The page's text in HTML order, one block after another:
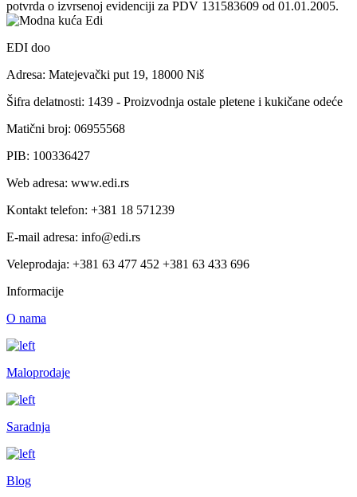
potvrda o izvrsenoj evidenciji za PDV 131583609 od 01.01.2005.
EDI doo
Adresa: Matejevački put 19, 18000 Niš
Šifra delatnosti: 1439 - Proizvodnja ostale pletene i kukičane odeće
Matični broj: 06955568
PIB: 100336427
Web adresa: www.edi.rs
Kontakt telefon: +381 18 571239
E-mail adresa: info@edi.rs
Veleprodaja: +381 63 477 452 +381 63 433 696
Informacije
O nama
Maloprodaje
Saradnja
Blog